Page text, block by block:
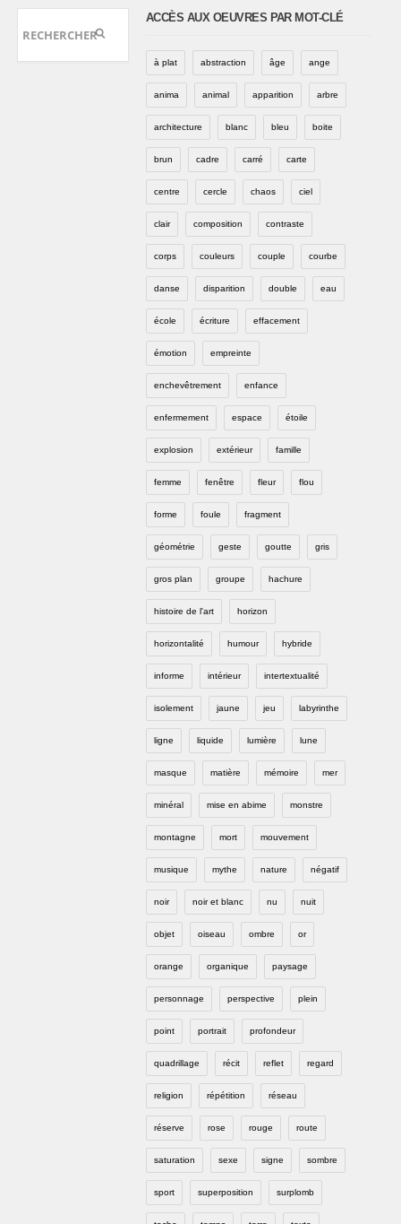
ACCÈS AUX OEUVRES PAR MOT-CLÉ
à plat abstraction âge ange
anima animal apparition arbre
architecture blanc bleu boite
brun cadre carré carte
centre cercle chaos ciel
clair composition contraste
corps couleurs couple courbe
danse disparition double eau
école écriture effacement
émotion empreinte
enchevêtrement enfance
enfermement espace étoile
explosion extérieur famille
femme fenêtre fleur flou
forme foule fragment
géométrie geste goutte gris
gros plan groupe hachure
histoire de l'art horizon
horizontalité humour hybride
informe intérieur intertextualité
isolement jaune jeu labyrinthe
ligne liquide lumière lune
masque matière mémoire mer
minéral mise en abime monstre
montagne mort mouvement
musique mythe nature négatif
noir noir et blanc nu nuit
objet oiseau ombre or
orange organique paysage
personnage perspective plein
point portrait profondeur
quadrillage récit reflet regard
religion répétition réseau
réserve rose rouge route
saturation sexe signe sombre
sport superposition surplomb